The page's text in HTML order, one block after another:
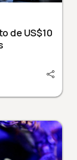
de US$10